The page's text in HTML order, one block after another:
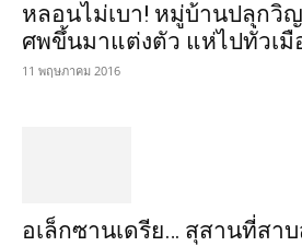
หลอนไม่เบา! หมู่บ้านปลุก
ศพขึ้นมาแต่งตัว แห่ไปทั่วเมื
11 พฤษภาคม 2016
อเล็กซานเดรีย… สุสานที่สา